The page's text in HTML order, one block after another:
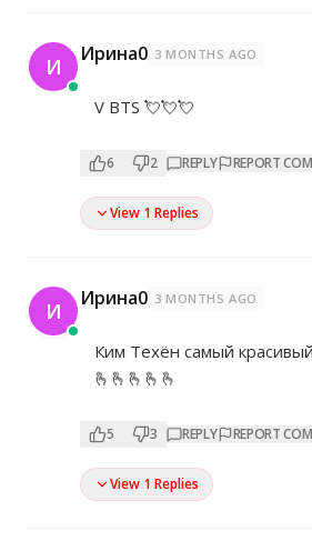
И Ирина0 3 MONTHS AGO
V BTS 💘💘💘
6 2 REPLY REPORT
View 1 Replies
И Ирина0 3 MONTHS AGO
Ким Техён самый
🫰🫰🫰🫰🫰
5 3 REPLY REPORT
View 1 Replies